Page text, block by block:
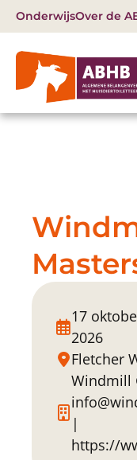
OnderwijsOver de
17
2026
Fletcher
Windmill
|
https://